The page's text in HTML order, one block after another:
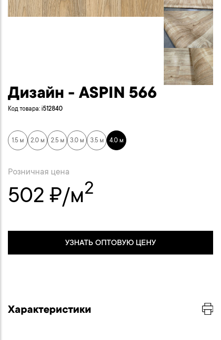
Дизайн - ASPIN 566
Код товара: i512840
1.5 м 2.0 м 2.5 м 3.0 м 3.5 м 4.0 м
Розничная цена
502 ₽/м2
УЗНАТЬ ОПТОВУЮ ЦЕНУ
Характеристики